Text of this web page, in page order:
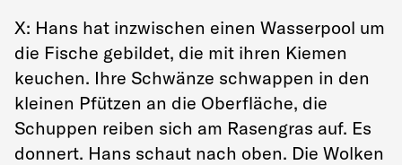
X: Hans hat inzwischen einen Wasserpool um
die Fische gebildet, die mit ihren Kiemen
keuchen. Ihre Schwänze schwappen in den
kleinen Pfützen an die Oberfläche, die
Schuppen reiben sich am Rasengras auf. Es
donnert. Hans schaut nach oben. Die Wolken